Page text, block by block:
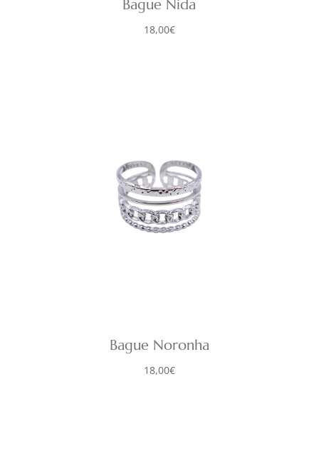
Bague Nida
18,00€
Bague Noronha
18,00€